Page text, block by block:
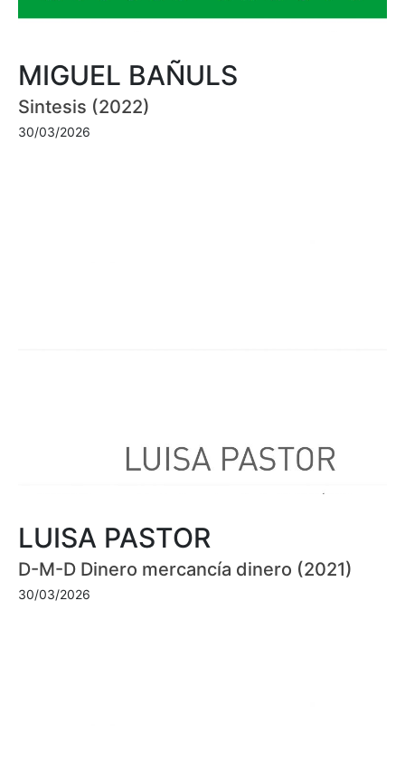
MIGUEL BAÑULS
Sintesis (2022)
30/03/2026
LUISA PASTOR
D-M-D Dinero mercancía dinero (2021)
30/03/2026